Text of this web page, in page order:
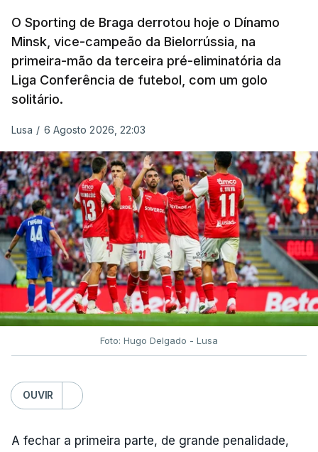
O Sporting de Braga derrotou hoje o Dínamo
Minsk, vice-campeão da Bielorrússia, na
primeira-mão da terceira pré-eliminatória da
Liga Conferência de futebol, com um golo
solitário.
Lusa / 6 Agosto 2026, 22:03
Foto: Hugo Delgado - Lusa
OUVIR
A fechar a primeira parte, de grande penalidade,